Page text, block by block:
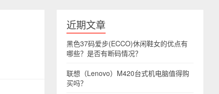
近期文章
黑色37码爱步(ECCO)休闲鞋女的优点有
哪些？是否有断码情况？
联想（Lenovo）M420台式机电脑值得购
买吗？